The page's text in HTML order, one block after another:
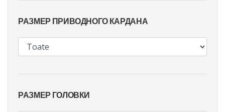
РАЗМЕР ПРИВОДНОГО КАРДАНА
РАЗМЕР ГОЛОВКИ